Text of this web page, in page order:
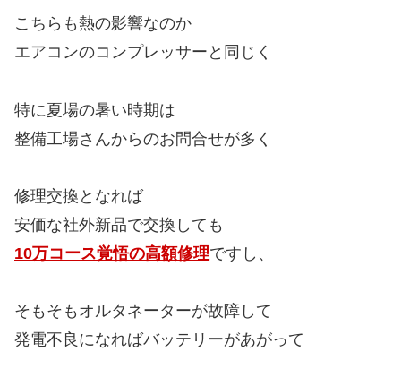
こちらも熱の影響なのか
エアコンのコンプレッサーと同じく
特に夏場の暑い時期は
整備工場さんからのお問合せが多く
修理交換となれば
安価な社外新品で交換しても
10万コース覚悟の高額修理ですし、
そもそもオルタネーターが故障して
発電不良になればバッテリーがあがって